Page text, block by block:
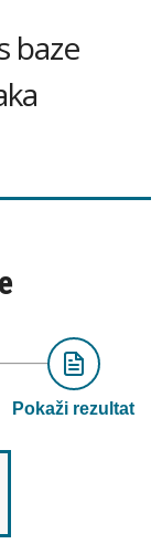
baze
Pokaži rezultat